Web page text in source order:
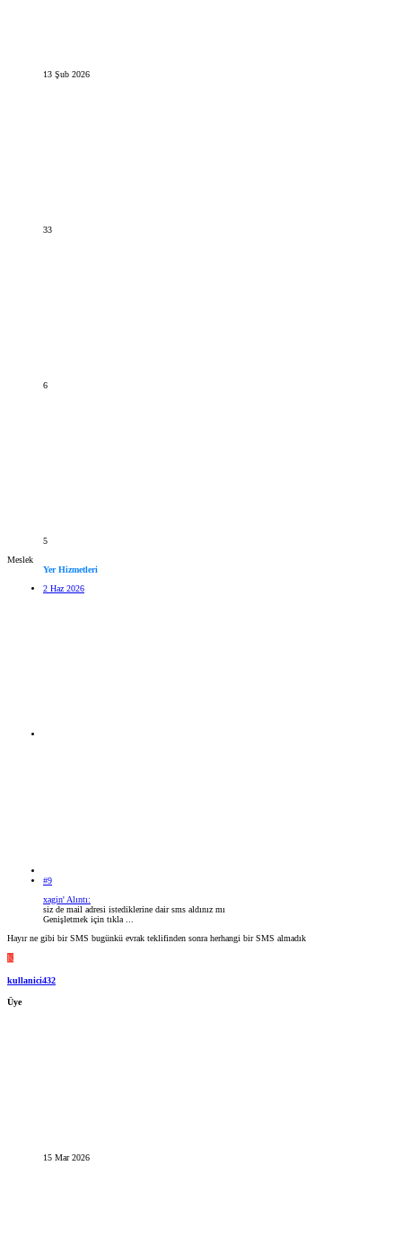
13 Şub 2026
33
6
5
Meslek
Yer Hizmetleri
2 Haz 2026
#9
xagin' Alıntı:
siz de mail adresi istediklerine dair sms aldınız mı
Genişletmek için tıkla ...
Hayır ne gibi bir SMS bugünkü evrak teklifinden sonra herhangi bir SMS almadık
K
kullanici432
Üye
15 Mar 2026